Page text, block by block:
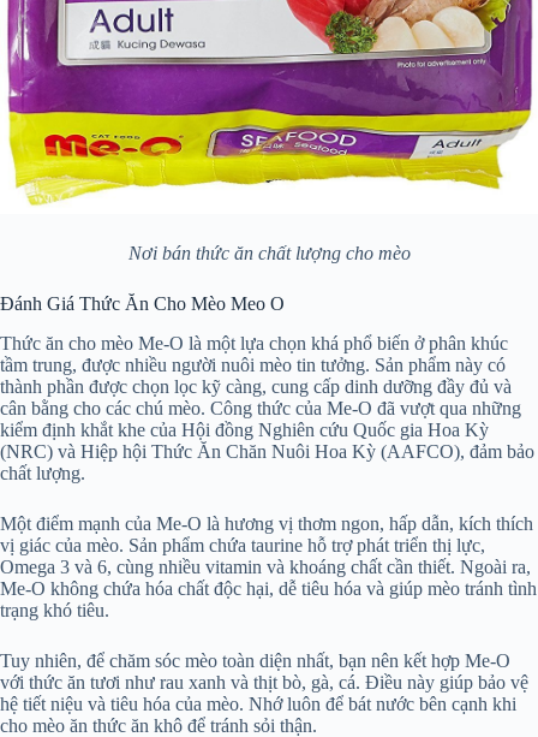
Nơi bán thức ăn chất lượng cho mèo
Đánh Giá Thức Ăn Cho Mèo Meo O
Thức ăn cho mèo Me-O là một lựa chọn khá phổ biến ở phân khúc
tầm trung, được nhiều người nuôi mèo tin tưởng. Sản phẩm này có
thành phần được chọn lọc kỹ càng, cung cấp dinh dưỡng đầy đủ và
cân bằng cho các chú mèo. Công thức của Me-O đã vượt qua những
kiểm định khắt khe của Hội đồng Nghiên cứu Quốc gia Hoa Kỳ
(NRC) và Hiệp hội Thức Ăn Chăn Nuôi Hoa Kỳ (AAFCO), đảm bảo
chất lượng.
Một điểm mạnh của Me-O là hương vị thơm ngon, hấp dẫn, kích thích
vị giác của mèo. Sản phẩm chứa taurine hỗ trợ phát triển thị lực,
Omega 3 và 6, cùng nhiều vitamin và khoáng chất cần thiết. Ngoài ra,
Me-O không chứa hóa chất độc hại, dễ tiêu hóa và giúp mèo tránh tình
trạng khó tiêu.
Tuy nhiên, để chăm sóc mèo toàn diện nhất, bạn nên kết hợp Me-O
với thức ăn tươi như rau xanh và thịt bò, gà, cá. Điều này giúp bảo vệ
hệ tiết niệu và tiêu hóa của mèo. Nhớ luôn để bát nước bên cạnh khi
cho mèo ăn thức ăn khô để tránh sỏi thận.